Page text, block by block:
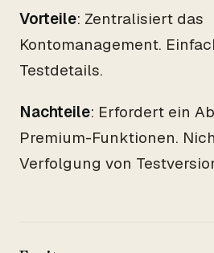
Vorteile: Zentralisiert das
Kontomanagement.
Testdetails.
Nachteile: Erfordert ein
Premium-Funktionen.
Verfolgung von